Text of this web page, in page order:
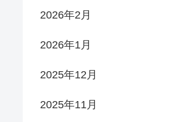
2026年2月
2026年1月
2025年12月
2025年11月